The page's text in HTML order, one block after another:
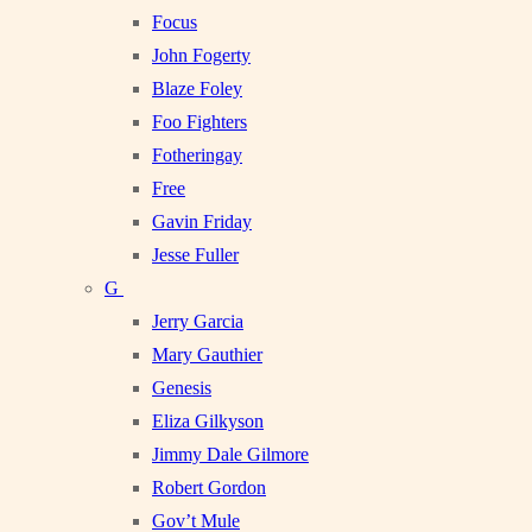
Focus
John Fogerty
Blaze Foley
Foo Fighters
Fotheringay
Free
Gavin Friday
Jesse Fuller
G
Jerry Garcia
Mary Gauthier
Genesis
Eliza Gilkyson
Jimmy Dale Gilmore
Robert Gordon
Gov’t Mule